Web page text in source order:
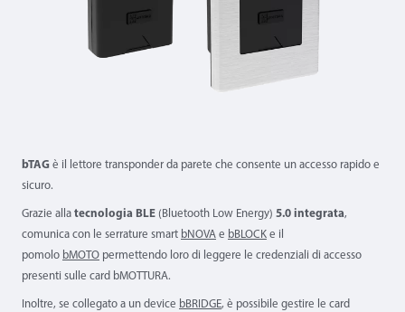
bTAG è il lettore transponder da parete che consente un accesso rapido e
sicuro.
Grazie alla tecnologia BLE (Bluetooth Low Energy) 5.0 integrata,
comunica con le serrature smart bNOVA e bBLOCK e il
pomolo bMOTO permettendo loro di leggere le credenziali di accesso
presenti sulle card bMOTTURA.
Inoltre, se collegato a un device bBRIDGE, è possibile gestire le card